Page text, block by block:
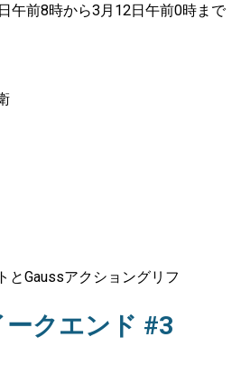
午前8時から3月12日午前0時まで
とGaussアクショングリフ
クエンド #3